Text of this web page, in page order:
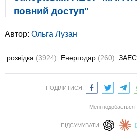
повний доступ"
Автор: Ольга Лузан
розвідка (3924) Енергодар (260) ЗАЕС
ПОДІЛИТИСЯ:
Мені подобається
ПІДСУМУВАТИ: